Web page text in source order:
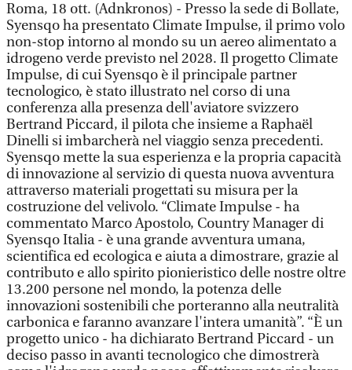
Roma, 18 ott. (Adnkronos) - Presso la sede di Bollate,
Syensqo ha presentato Climate Impulse, il primo volo
non-stop intorno al mondo su un aereo alimentato a
idrogeno verde previsto nel 2028. Il progetto Climate
Impulse, di cui Syensqo è il principale partner
tecnologico, è stato illustrato nel corso di una
conferenza alla presenza dell'aviatore svizzero
Bertrand Piccard, il pilota che insieme a Raphaël
Dinelli si imbarcherà nel viaggio senza precedenti.
Syensqo mette la sua esperienza e la propria capacità
di innovazione al servizio di questa nuova avventura
attraverso materiali progettati su misura per la
costruzione del velivolo. “Climate Impulse - ha
commentato Marco Apostolo, Country Manager di
Syensqo Italia - è una grande avventura umana,
scientifica ed ecologica e aiuta a dimostrare, grazie al
contributo e allo spirito pionieristico delle nostre oltre
13.200 persone nel mondo, la potenza delle
innovazioni sostenibili che porteranno alla neutralità
carbonica e faranno avanzare l'intera umanità”. “È un
progetto unico - ha dichiarato Bertrand Piccard - un
deciso passo in avanti tecnologico che dimostrerà